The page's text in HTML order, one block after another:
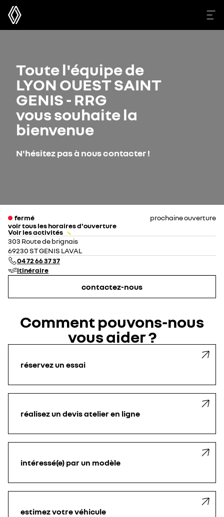
Toute l'équipe de
LYON OUEST SAINT
GENIS - RRG
vous souhaite la
bienvenue
N'hésitez pas à nous contacter !
fermé
prochaine ouverture
voir tous les horaires d'ouverture
lundi
mardi
mercredi
jeudi
vendredi
Voir les activités
303 Route de brignais
69230 ST GENIS LAVAL
04 72 66 37 37
itinéraire
contactez-nous
Comment pouvons-nous
vous aider ?
réservez un essai
réalisez un devis atelier en ligne
intéressé(e) par un modèle
estimez votre véhicule